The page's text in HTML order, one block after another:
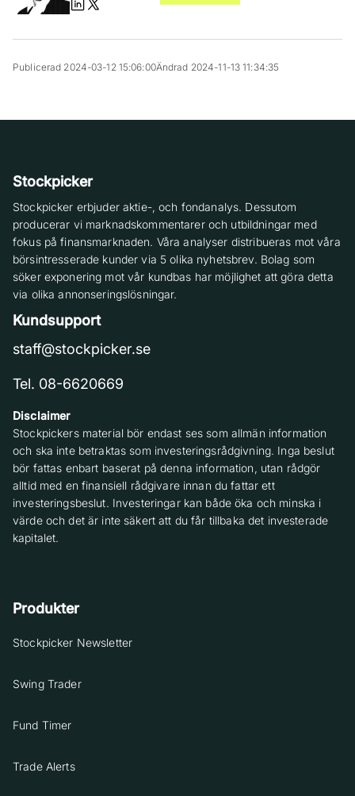
Publicerad 2024-03-12 15:06:00Ändrad 2024-11-13 11:34:35
Stockpicker
Stockpicker erbjuder aktie-, och fondanalys. Dessutom
producerar vi marknadskommentarer och utbildningar med
fokus på finansmarknaden. Våra analyser distribueras mot våra
börsintresserade kunder via 5 olika nyhetsbrev. Bolag som
söker exponering mot vår kundbas har möjlighet att göra detta
via olika annonseringslösningar.
Kundsupport
staff@stockpicker.se
Tel. 08-6620669
Disclaimer
Stockpickers material bör endast ses som allmän information
och ska inte betraktas som investeringsrådgivning. Inga beslut
bör fattas enbart baserat på denna information, utan rådgör
alltid med en finansiell rådgivare innan du fattar ett
investeringsbeslut. Investeringar kan både öka och minska i
värde och det är inte säkert att du får tillbaka det investerade
kapitalet.
Produkter
Stockpicker Newsletter
Swing Trader
Fund Timer
Trade Alerts